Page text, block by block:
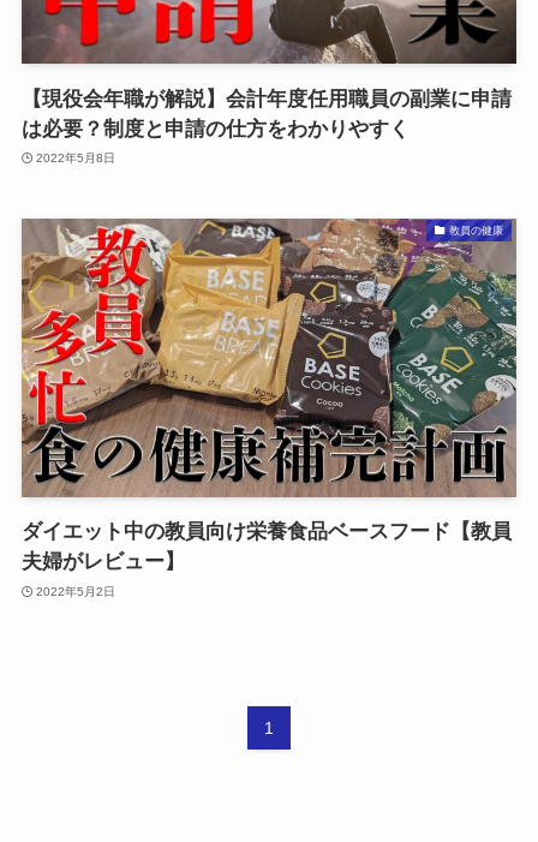
【現役会年職が解説】会計年度任用職員の副業に申請
は必要？制度と申請の仕方をわかりやすく
2022年5月8日
教員の健康
ダイエット中の教員向け栄養食品ベースフード【教員
夫婦がレビュー】
2022年5月2日
1